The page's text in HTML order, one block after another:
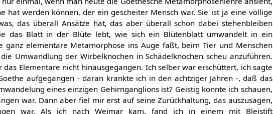
hat werden können, der ein gescheiter Mensch war. Sie ist ja eine völlige
das überall Ansätze hat, das aber überall schon dabei stehenbleiben
das Blatt in der Blüte lebt, wie sich ein Blütenblatt umwandelt in ein
ganz elementare Metamorphose ins Auge faßt, beim Tier und Menschen
Umwandlung der Wirbelknochen in Schädelknochen scheu anzuführen.
das Elementare nicht hinausgegangen. Ich selber war erschüttert, ich sagte
aufgegangen - daran krankte ich in den achtziger Jahren -, daß das
eines einzigen Gehirnganglions ist? Geistig konnte ich schauen,
war. Dann aber fiel mir erst auf seine Zurückhaltung, das auszusagen,
war. Als ich nach Weimar kam, fand ich in einem mit Bleistift